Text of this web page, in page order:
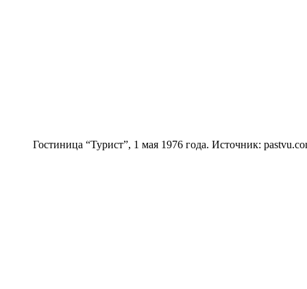
Гостиница “Турист”, 1 мая 1976 года. Источник: